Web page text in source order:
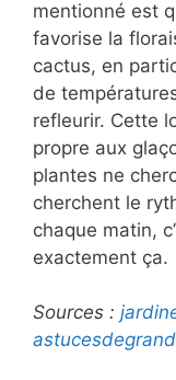
mentionné est
favorise la
cactus, en
de
refleurir. Cette
propre aux
plantes ne
cherchent le
chaque matin,
exactement ça.
Sources :